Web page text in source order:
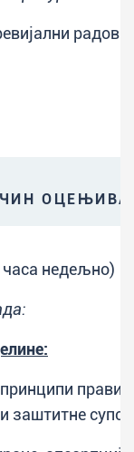
часа недељно)
заштитне